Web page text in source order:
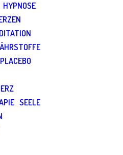
HYPNOSE
PLACEBO
SEELE